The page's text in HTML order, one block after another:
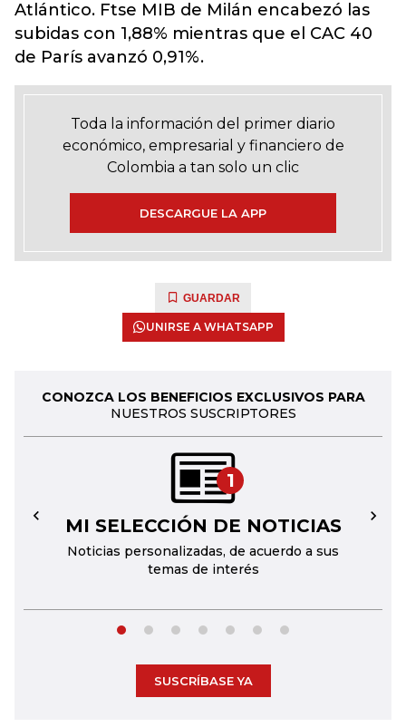
Atlántico. Ftse MIB de Milán encabezó las
subidas con 1,88% mientras que el CAC 40
de París avanzó 0,91%.
Toda la información del primer diario
económico, empresarial y financiero de
Colombia a tan solo un clic
DESCARGUE LA APP
GUARDAR
UNIRSE A WHATSAPP
CONOZCA LOS BENEFICIOS EXCLUSIVOS PARA
NUESTROS SUSCRIPTORES
1
MI SELECCIÓN DE NOTICIAS
Noticias personalizadas, de acuerdo a sus
temas de interés
← →
SUSCRÍBASE YA